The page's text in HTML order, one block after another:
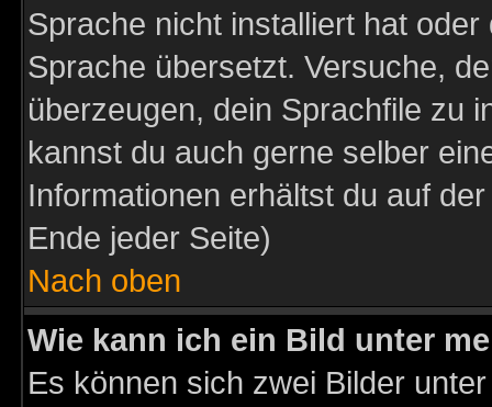
Sprache nicht installiert hat
Sprache übersetzt. Versuche,
überzeugen, dein Sprachfile zu
kannst du auch gerne selber
Informationen erhältst du auf
Ende jeder Seite)
Nach oben
Wie kann ich ein Bild unter
Es können sich zwei Bilder